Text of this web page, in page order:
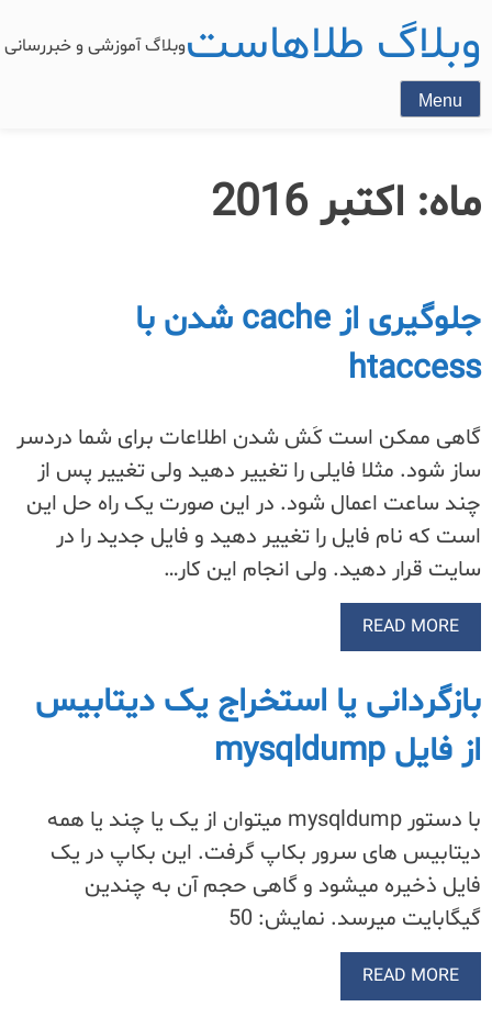
وبلاگ طلاهاستوبلاگ آموزشی و
Menu
ماه: اکتبر 2016
جلوگیری از cache شدن با
htaccess
گاهی ممکن است کَش شدن اطلاعات برای شما دردسر
ساز شود. مثلا فایلی را تغییر دهید ولی تغییر پس از
چند ساعت اعمال شود. در این صورت یک راه حل این
است که نام فایل را تغییر دهید و فایل جدید را در
سایت قرار دهید. ولی انجام این کار…
READ MORE
بازگردانی یا استخراج یک دیتابیس
از فایل mysqldump
با دستور mysqldump میتوان از یک یا چند یا همه
دیتابیس های سرور بکاپ گرفت. این بکاپ در یک
فایل ذخیره میشود و گاهی حجم آن به چندین
گیگابایت میرسد. نمایش: 50
READ MORE